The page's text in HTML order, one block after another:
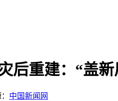
后重建：“盖
中国新闻网